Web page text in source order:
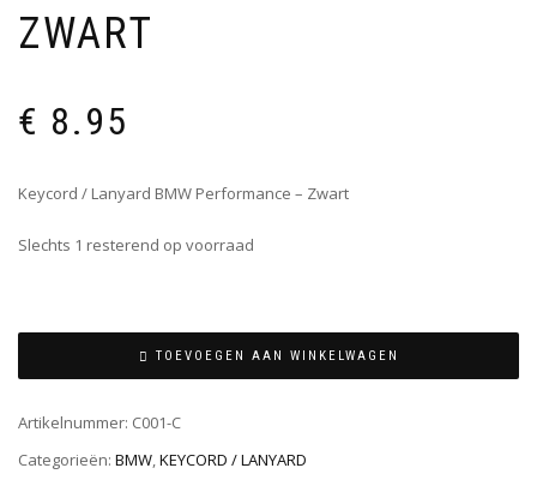
ZWART
€ 8.95
Keycord / Lanyard BMW Performance – Zwart
Slechts 1 resterend op voorraad
TOEVOEGEN AAN WINKELWAGEN
Artikelnummer: C001-C
Categorieën: BMW KEYCORD / LANYARD